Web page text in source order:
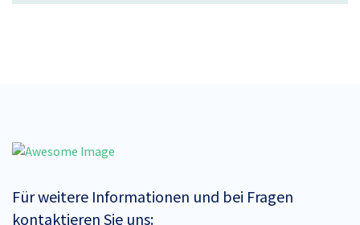
Für weitere Informationen und bei Fragen
kontaktieren Sie uns: